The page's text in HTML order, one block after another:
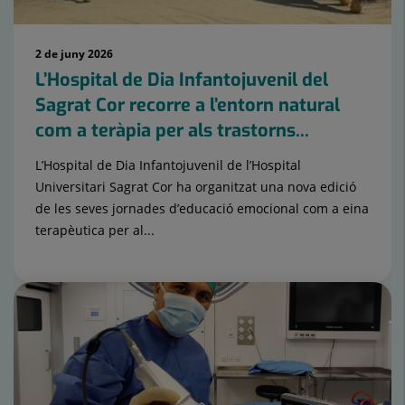
2 de juny 2026
L’Hospital de Dia Infantojuvenil del
Sagrat Cor recorre a l’entorn natural
com a teràpia per als trastorns...
L’Hospital de Dia Infantojuvenil de l’Hospital
Universitari Sagrat Cor ha organitzat una nova edició
de les seves jornades d’educació emocional com a eina
terapèutica per al...